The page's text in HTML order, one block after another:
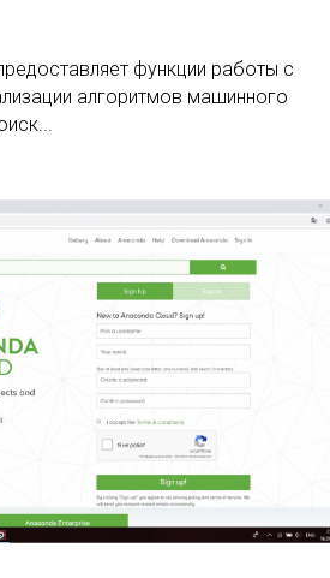
функции работы с
алгоритмов машинного